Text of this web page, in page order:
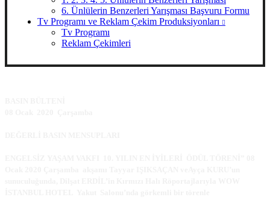
6. Ünlülerin Benzerleri Yarışması Başvuru Formu
Tv Programı ve Reklam Çekim Produksiyonları
Tv Programı
Reklam Çekimleri